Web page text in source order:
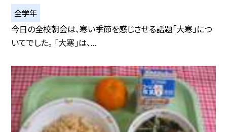
全学年
今日の全校朝会は、寒い季節を感じさせる話題「大寒」につ
いてでした。 「大寒」は、...